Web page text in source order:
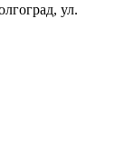
ул.